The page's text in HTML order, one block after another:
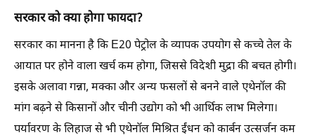
सरकार को क्या होगा फायदा?
सरकार का मानना है कि E20 पेट्रोल के व्यापक उपयोग से कच्चे तेल के
आयात पर होने वाला खर्च कम होगा, जिससे विदेशी मुद्रा की बचत होगी।
इसके अलावा गन्ना, मक्का और अन्य फसलों से बनने वाले एथेनॉल की
मांग बढ़ने से किसानों और चीनी उद्योग को भी आर्थिक लाभ मिलेगा।
पर्यावरण के लिहाज से भी एथेनॉल मिश्रित ईंधन को कार्बन उत्सर्जन कम